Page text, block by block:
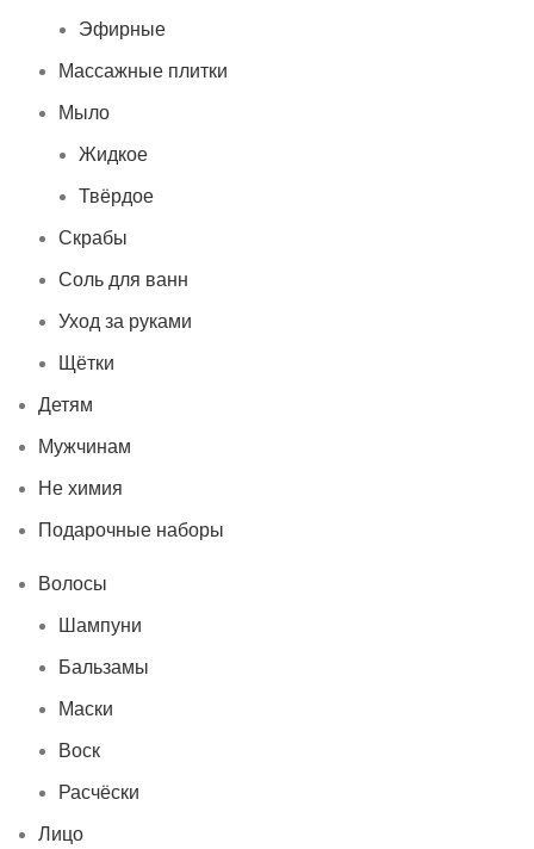
Эфирные
Массажные плитки
Мыло
Жидкое
Твёрдое
Скрабы
Соль для ванн
Уход за руками
Щётки
Детям
Мужчинам
Не химия
Подарочные наборы
Волосы
Шампуни
Бальзамы
Маски
Воск
Расчёски
Лицо